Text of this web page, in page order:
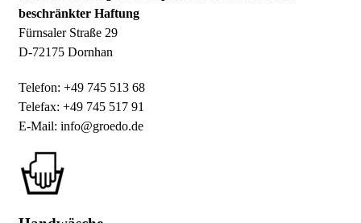
beschränkter Haftung
Fürnsaler Straße 29
D-72175 Dornhan
Telefon: +49 745 513 68
Telefax: +49 745 517 91
E-Mail: info@groedo.de